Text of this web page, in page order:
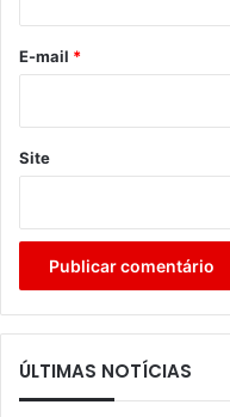
*
E-mail *
Site
ÚLTIMAS NOTÍCIAS